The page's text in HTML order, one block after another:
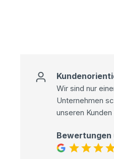
Wir sind nur
Unternehmen
unseren Kunden
Bewertungen